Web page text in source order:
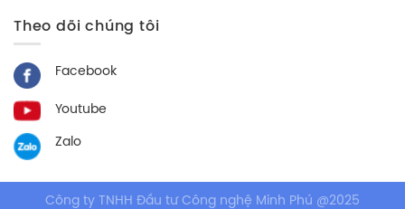
Theo dõi chúng tôi
Facebook
Youtube
Zalo
Công ty TNHH Đầu tư Công nghệ Minh Phú @2025